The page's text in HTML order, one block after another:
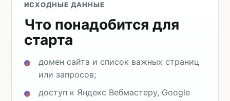
ИСХОДНЫЕ ДАННЫЕ
Что понадобится для
старта
домен сайта и список важных страниц
или запросов;
доступ к Яндекс Вебмастеру, Google